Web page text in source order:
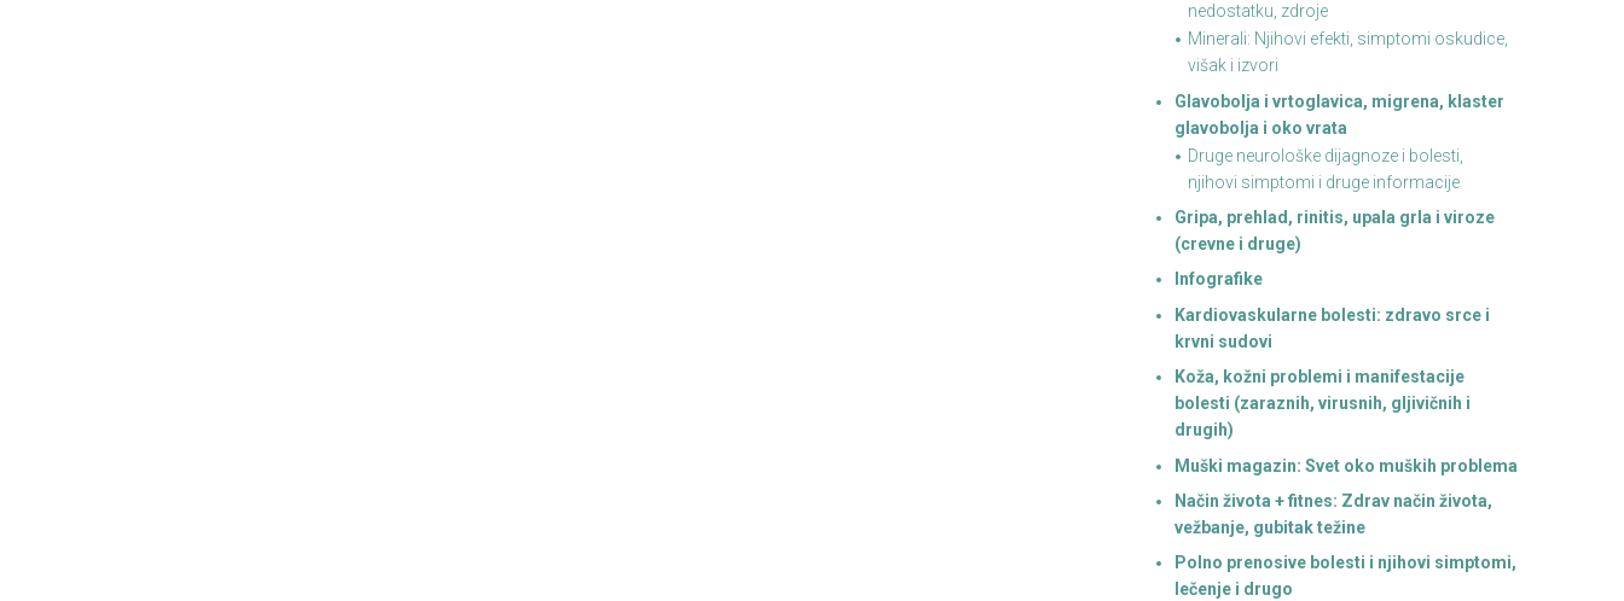
nedostatku, zdroje
Minerali: Njihovi efekti, simptomi oskudice,
višak i izvori
Glavobolja i vrtoglavica, migrena, klaster
glavobolja i oko vrata
Druge neurološke dijagnoze i bolesti,
njihovi simptomi i druge informacije
Gripa, prehlad, rinitis, upala grla i viroze
(crevne i druge)
Infografike
Kardiovaskularne bolesti: zdravo srce i
krvni sudovi
Koža, kožni problemi i manifestacije
bolesti (zaraznih, virusnih, gljivičnih i
drugih)
Muški magazin: Svet oko muških problema
Način života + fitnes: Zdrav način života,
vežbanje, gubitak težine
Polno prenosive bolesti i njihovi simptomi,
lečenje i drugo